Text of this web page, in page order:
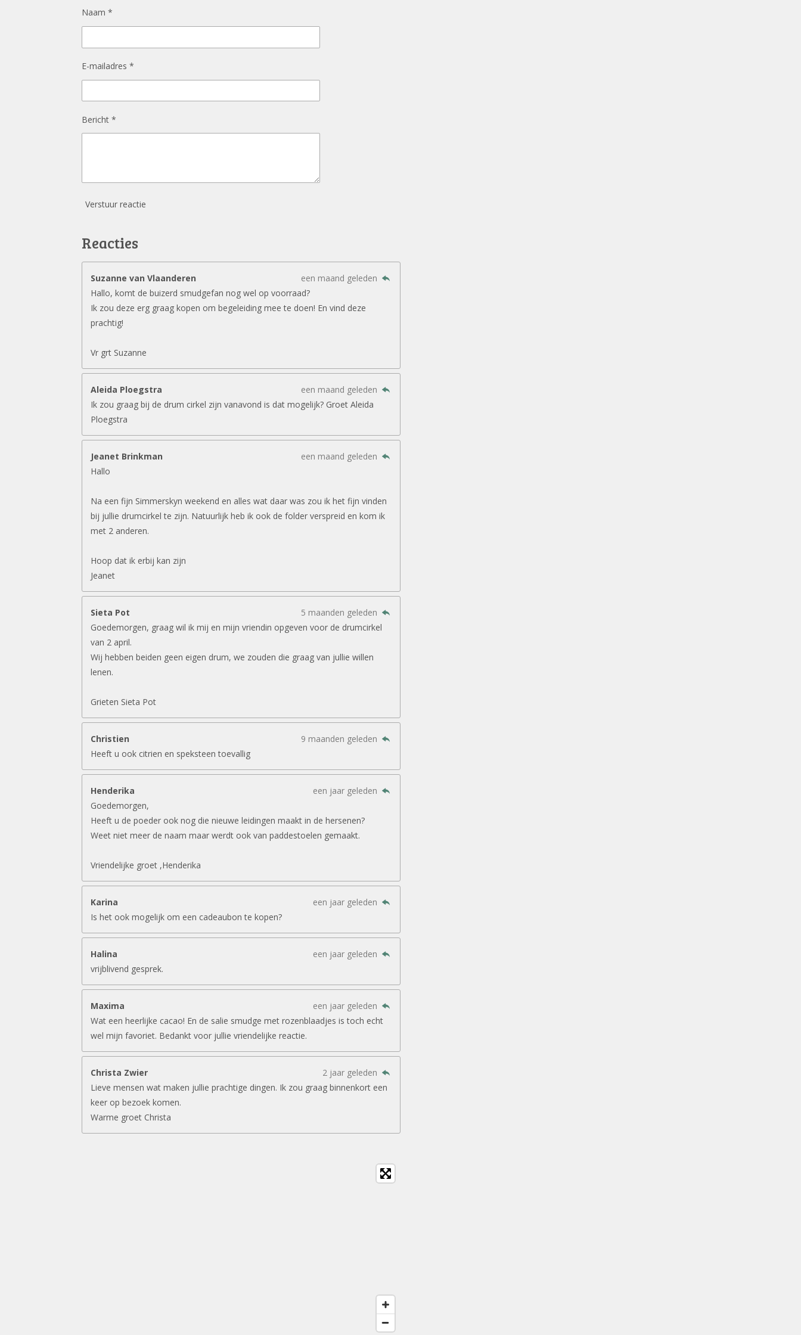
Naam *
E-mailadres *
Bericht *
Verstuur reactie
Reacties
Suzanne van Vlaanderen
een maand geleden
Hallo, komt de buizerd smudgefan nog wel op voorraad?
Ik zou deze erg graag kopen om begeleiding mee te doen! En vind deze
prachtig!
Vr grt Suzanne
Aleida Ploegstra
een maand geleden
Ik zou graag bij de drum cirkel zijn vanavond is dat mogelijk? Groet Aleida
Ploegstra
Jeanet Brinkman
een maand geleden
Hallo
Na een fijn Simmerskyn weekend en alles wat daar was zou ik het fijn vinden
bij jullie drumcirkel te zijn. Natuurlijk heb ik ook de folder verspreid en kom ik
met 2 anderen.
Hoop dat ik erbij kan zijn
Jeanet
Sieta Pot
5 maanden geleden
Goedemorgen, graag wil ik mij en mijn vriendin opgeven voor de drumcirkel
van 2 april.
Wij hebben beiden geen eigen drum, we zouden die graag van jullie willen
lenen.
Grieten Sieta Pot
Christien
9 maanden geleden
Heeft u ook citrien en speksteen toevallig
Henderika
een jaar geleden
Goedemorgen,
Heeft u de poeder ook nog die nieuwe leidingen maakt in de hersenen?
Weet niet meer de naam maar werdt ook van paddestoelen gemaakt.
Vriendelijke groet ,Henderika
Karina
een jaar geleden
Is het ook mogelijk om een cadeaubon te kopen?
Halina
een jaar geleden
vrijblivend gesprek.
Maxima
een jaar geleden
Wat een heerlijke cacao! En de salie smudge met rozenblaadjes is toch echt
wel mijn favoriet. Bedankt voor jullie vriendelijke reactie.
Christa Zwier
2 jaar geleden
Lieve mensen wat maken jullie prachtige dingen. Ik zou graag binnenkort een
keer op bezoek komen.
Warme groet Christa